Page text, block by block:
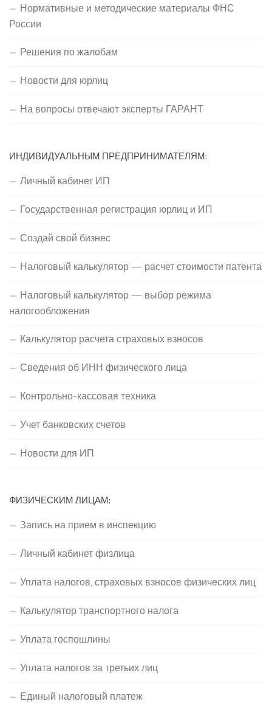
Нормативные и методические материалы ФНС
России
Решения по жалобам
Новости для юрлиц
На вопросы отвечают эксперты ГАРАНТ
ИНДИВИДУАЛЬНЫМ ПРЕДПРИНИМАТЕЛЯМ:
Личный кабинет ИП
Государственная регистрация юрлиц и ИП
Создай свой бизнес
Налоговый калькулятор — расчет стоимости патента
Налоговый калькулятор — выбор режима
налогообложения
Калькулятор расчета страховых взносов
Сведения об ИНН физического лица
Контрольно-кассовая техника
Учет банковских счетов
Новости для ИП
ФИЗИЧЕСКИМ ЛИЦАМ:
Запись на прием в инспекцию
Личный кабинет физлица
Уплата налогов, страховых взносов физических лиц
Калькулятор транспортного налога
Уплата госпошлины
Уплата налогов за третьих лиц
Единый налоговый платеж